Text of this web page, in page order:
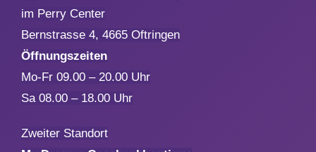
im Perry Center
Bernstrasse 4, 4665 Oftringen
Öffnungszeiten
Mo-Fr 09.00 – 20.00 Uhr
Sa 08.00 – 18.00 Uhr
Zweiter Standort